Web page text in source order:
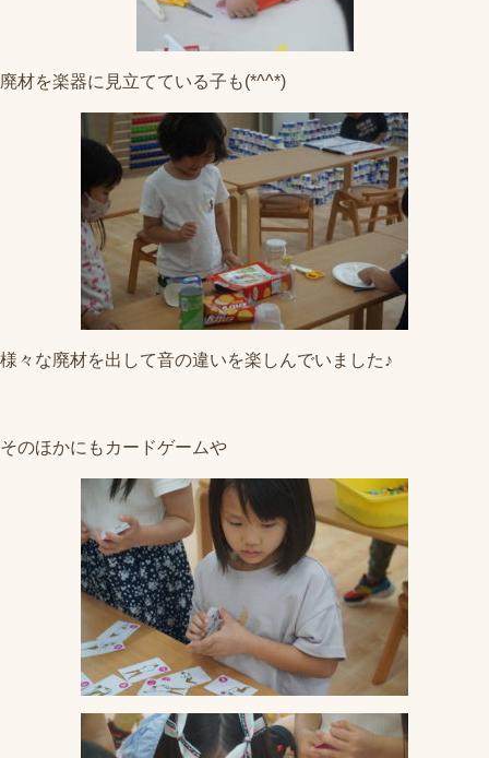
廃材を楽器に見立てている子も(*^^*)
様々な廃材を出して音の違いを楽しんでいました♪
そのほかにもカードゲームや